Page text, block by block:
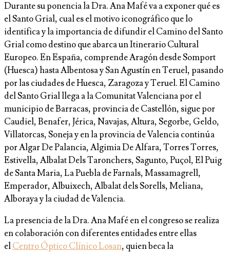
Durante su ponencia la Dra. Ana Mafé va a exponer qué es
el Santo Grial, cual es el motivo iconográfico que lo
identifica y la importancia de difundir el Camino del Santo
Grial como destino que abarca un Itinerario Cultural
Europeo. En España, comprende Aragón desde Somport
(Huesca) hasta Albentosa y San Agustín en Teruel, pasando
por las ciudades de Huesca, Zaragoza y Teruel. El Camino
del Santo Grial llega a la Comunitat Valenciana por el
municipio de Barracas, provincia de Castellón, sigue por
Caudiel, Benafer, Jérica, Navajas, Altura, Segorbe, Geldo,
Villatorcas, Soneja y en la provincia de Valencia continúa
por Algar De Palancia, Algimia De Alfara, Torres Torres,
Estivella, Albalat Dels Taronchers, Sagunto, Puçol, El Puig
de Santa Maria, La Puebla de Farnals, Massamagrell,
Emperador, Albuixech, Albalat dels Sorells, Meliana,
Alboraya y la ciudad de Valencia.
La presencia de la Dra. Ana Mafé en el congreso se realiza
en colaboración con diferentes entidades entre ellas
elCentro Óptico Clínico Losan, quien beca la